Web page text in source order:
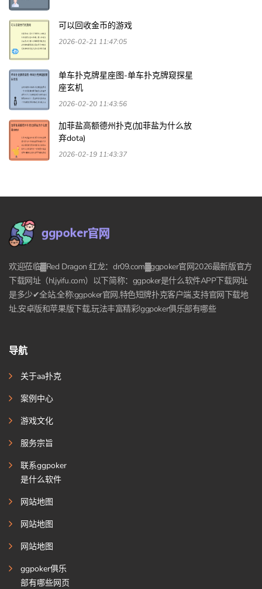
可以回收金币的游戏
2026-02-21 11:47:05
单车扑克牌星座图-单车扑克牌窥探星
座玄机
2026-02-20 11:43:56
加菲盐高额德州扑克(加菲盐为什么放
弃dota)
2026-02-19 11:43:37
欢迎莅临▓Red Dragon 红龙：dr09.com▓ggpoker官网2026最新版官方
下载网址（hljyifu.com）以下简称：ggpoker是什么软件APP下载网址
是多少✔全站,全称:ggpoker官网,特色短牌扑克客户端,支持官网下载地
址,安卓版和苹果版下载,玩法丰富精彩!ggpoker俱乐部有哪些
导航
关于aa扑克
案例中心
游戏文化
服务宗旨
联系ggpoker
是什么软件
网站地图
网站地图
网站地图
ggpoker俱乐
部有哪些网页